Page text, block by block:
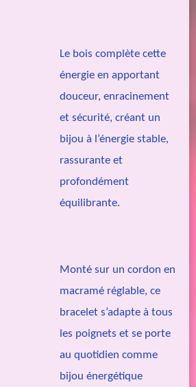
Le bois complète cette
énergie en apportant
douceur, enracinement
et sécurité, créant un
bijou à l’énergie stable,
rassurante et
profondément
équilibrante.
Monté sur un cordon en
macramé réglable, ce
bracelet s’adapte à tous
les poignets et se porte
au quotidien comme
bijou énergétique